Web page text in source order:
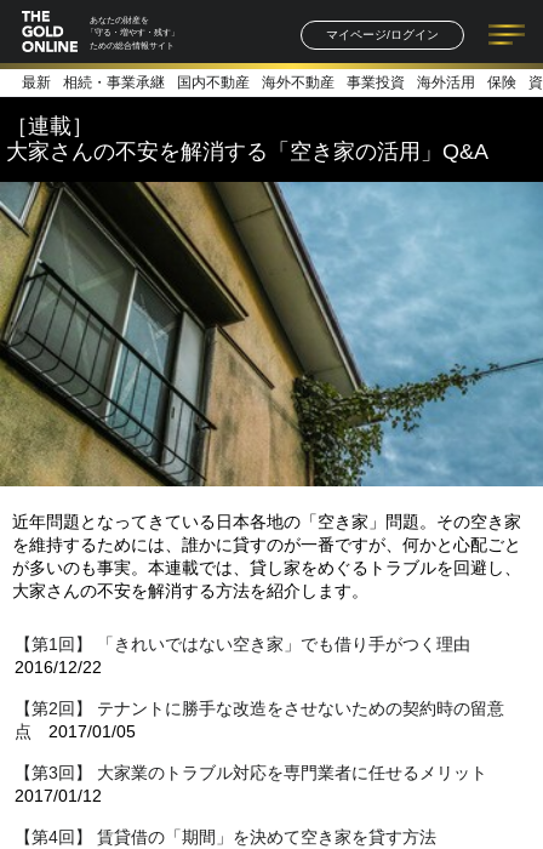
あなたの財産を
「守る・増やす・残す」
ための総合情報サイト
マイページ/ログイン
記事一覧 連載一覧
著者一覧 書籍一覧
最新 相続・事業承継 国内不動産 海外不動産 事業投資 海外活用 保険
［連載］
大家さんの不安を解消する「空き家の活用」Q&A
近年問題となってきている日本各地の「空き家」問題。その空き家
を維持するためには、誰かに貸すのが一番ですが、何かと心配ごと
が多いのも事実。本連載では、貸し家をめぐるトラブルを回避し、
大家さんの不安を解消する方法を紹介します。
【第1回】 「きれいではない空き家」でも借り手がつく理由
2016/12/22
【第2回】 テナントに勝手な改造をさせないための契約時の留意
点 2017/01/05
【第3回】 大家業のトラブル対応を専門業者に任せるメリット
2017/01/12
【第4回】 賃貸借の「期間」を決めて空き家を貸す方法